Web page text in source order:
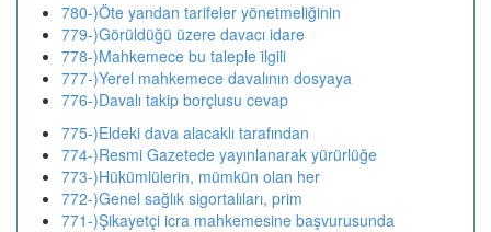
780-)Öte yandan tarifeler yönetmeliğinin
779-)Görüldüğü üzere davacı idare
778-)Mahkemece bu taleple ilgili
777-)Yerel mahkemece davalının dosyaya
776-)Davalı takip borçlusu cevap
775-)Eldeki dava alacaklı tarafından
774-)Resmi Gazetede yayınlanarak yürürlüğe
773-)Hükümlülerin, mümkün olan her
772-)Genel sağlık sigortalıları, prim
771-)Şikayetçi icra mahkemesine başvurusunda